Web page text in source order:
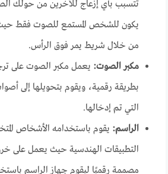
تتسبب بأي إزعاج للآخرين من حولك
يكون للشخص المستمع للصوت فقط
من خلال شريط يمر فوق الرأس.
مكبر الصوت: يعمل مكبر الصوت على
بطريقة رقمية، ويقوم بتحويلها إلى
التي تم إدخالها.
الراسم: يقوم باستخدامه الأشخاص
التطبيقات الهندسية حيث يعمل على
مصممة رقميًا ليقوم جهاز الراسم